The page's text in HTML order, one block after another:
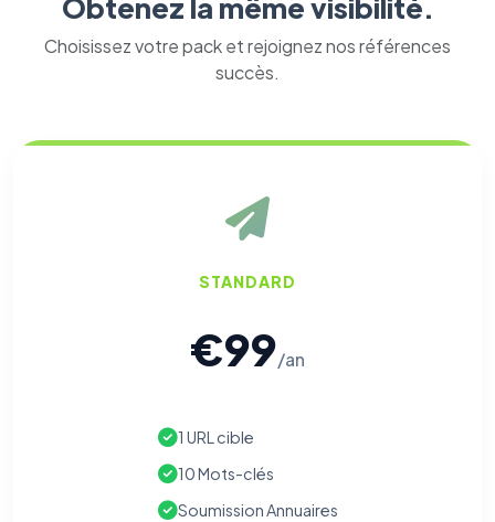
Obtenez la même visibilité.
Choisissez votre pack et rejoignez nos références
succès.
STANDARD
€99/an
1 URL cible
10 Mots-clés
Soumission Annuaires